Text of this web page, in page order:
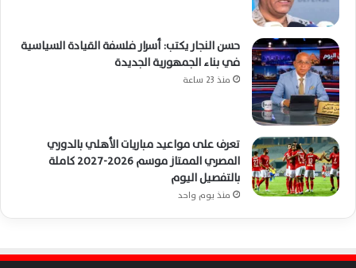
حسن النجار يكتب: أسرار فلسفة القيادة السياسية
في بناء الجمهورية الجديدة
منذ 23 ساعة
تعرف على مواعيد مباريات الأهلي بالدوري
المصري الممتاز موسم 2026-2027 كاملة
بالتفصيل اليوم
منذ يوم واحد